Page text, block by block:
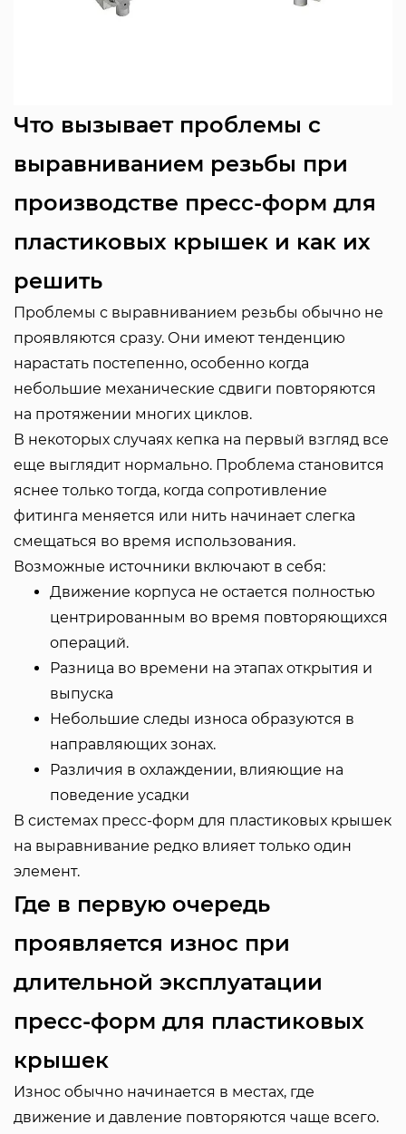
Что вызывает проблемы с
выравниванием резьбы при
производстве пресс-форм для
пластиковых крышек и как их
решить
Проблемы с выравниванием резьбы обычно не
проявляются сразу. Они имеют тенденцию
нарастать постепенно, особенно когда
небольшие механические сдвиги повторяются
на протяжении многих циклов.
В некоторых случаях кепка на первый взгляд все
еще выглядит нормально. Проблема становится
яснее только тогда, когда сопротивление
фитинга меняется или нить начинает слегка
смещаться во время использования.
Возможные источники включают в себя:
Движение корпуса не остается полностью
центрированным во время повторяющихся
операций.
Разница во времени на этапах открытия и
выпуска
Небольшие следы износа образуются в
направляющих зонах.
Различия в охлаждении, влияющие на
поведение усадки
В системах пресс-форм для пластиковых крышек
на выравнивание редко влияет только один
элемент.
Где в первую очередь
проявляется износ при
длительной эксплуатации
пресс-форм для пластиковых
крышек
Износ обычно начинается в местах, где
движение и давление повторяются чаще всего.